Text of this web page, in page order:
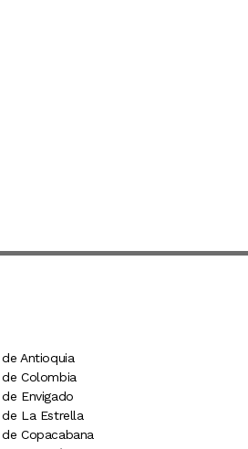
Antioquia
Colombia
Envigado
La Estrella
Copacabana